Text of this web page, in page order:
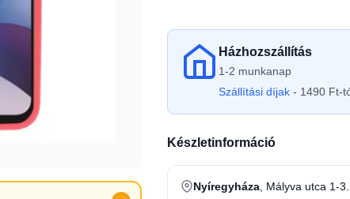
Házhozszállítás
1-2 munkanap
Szállítási díjak - 1490 Ft-
Készletinformáció
Nyíregyháza , Mályva utca 1-3.